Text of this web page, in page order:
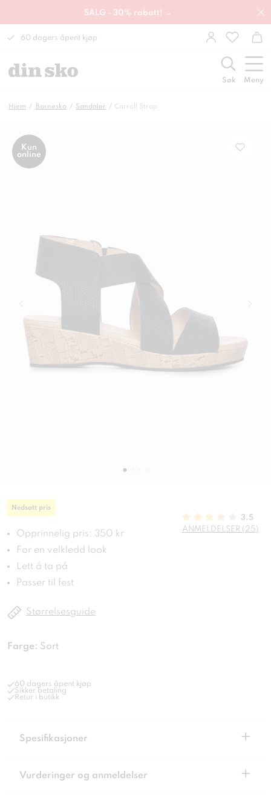
SALG - 30% rabatt! →
60 dagers åpent kjøp
Søk Meny
Hjem Barnesko Sandaler Carroll Strap
Kun
online
Nedsatt pris
Opprinnelig pris: 350 kr
For en velkledd look
Lett å ta på
Passer til fest
3.5
ANMELDELSER (25)
Størrelsesguide
Farge: Sort
60 dagers åpent kjøp
Sikker betaling
Retur i butikk
Spesifikasjoner +
Vurderinger og anmeldelser +